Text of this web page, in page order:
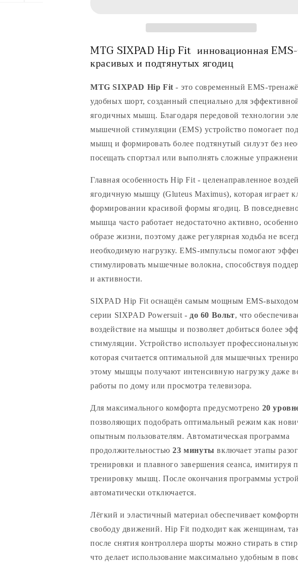
ягодичных
мышц
ягодичных
мышц
MTG SIXPAD Hip Fit инновационная EMS-
красивых и подтянутых ягодиц
MTG SIXPAD Hip Fit - это современный EMS-
удобных шорт, созданный специально для
ягодичных мышц. Благодаря передовой технологии
мышечной стимуляции (EMS) устройство помогает
мышц и формировать более подтянутый силуэт без
посещать спортзал или выполнять сложные
Главная особенность Hip Fit - целенаправленное
ягодичную мышцу (Gluteus Maximus), которая играет
формировании красивой формы ягодиц. В
мышца часто работает недостаточно активно,
образе жизни, поэтому даже регулярная ходьба не
необходимую нагрузку. EMS-импульсы помогают
стимулировать мышечные волокна, способствуя
и активности.
SIXPAD Hip Fit оснащён самым мощным EMS-выходом
серии SIXPAD Powersuit - до 60 Вольт, что
воздействие на мышцы и позволяет добиться более
стимуляции. Устройство использует
которая считается оптимальной для мышечных
этому мышцы получают интенсивную нагрузку даже
работы по дому или просмотра телевизора.
Для максимального комфорта предусмотрено 20
позволяющих подобрать оптимальный режим как
опытным пользователям. Автоматическая программа
продолжительностью23 минутывключает этапы
тренировки и плавного завершения сеанса, имитируя
тренировку мышц. После окончания программы
автоматически отключается.
Лёгкий и эластичный материал обеспечивает
свободу движений. Hip Fit подходит как женщинам,
после снятия контроллера шорты можно стирать в
что делает использование максимально удобным в